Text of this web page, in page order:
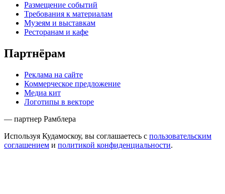
Размещение событий
Требования к материалам
Музеям и выставкам
Ресторанам и кафе
Партнёрам
Реклама на сайте
Коммерческое предложение
Медиа кит
Логотипы в векторе
— партнер Рамблера
Используя Кудамоскоу, вы соглашаетесь с пользовательским
соглашением и политикой конфиденциальности.